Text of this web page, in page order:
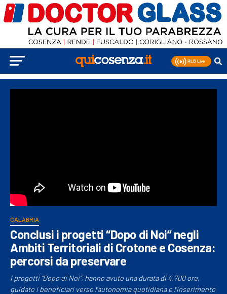
CALABRIA
Conclusi i progetti “Dopo di Noi” negli
Ambiti Territoriali di Crotone e Cosenza:
percorsi da preservare
I progetti “Dopo di Noi”, hanno avuto una durata di 4.700 ore,
guidato i beneficiari verso l’autonomia quotidiana e l’inserimento